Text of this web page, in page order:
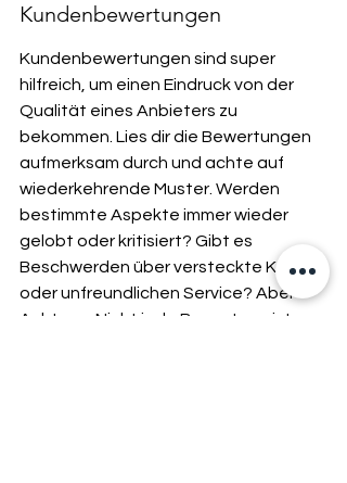
Kundenbewertungen
Kundenbewertungen sind super
hilfreich, um einen Eindruck von der
Qualität eines Anbieters zu
bekommen. Lies dir die Bewertungen
aufmerksam durch und achte auf
wiederkehrende Muster. Werden
bestimmte Aspekte immer wieder
gelobt oder kritisiert? Gibt es
Beschwerden über versteckte Kosten
oder unfreundlichen Service? Aber
Achtung: Nicht jede Bewertung ist